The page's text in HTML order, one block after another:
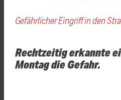
Gefährlicher Eingriff in den
Rechtzeitig erkannte
Montag die Gefahr.